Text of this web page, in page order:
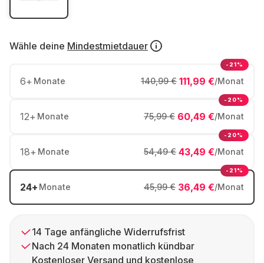
Wähle deine Mindestmietdauer
6+ Monate 111,99 €/Monat
140,99 €
-21%
12+ Monate 60,49 €/Monat
75,99 €
-20%
18+ Monate 43,49 €/Monat
54,49 €
-20%
24+ Monate 36,49 €/Monat
45,99 €
-21%
14 Tage anfängliche Widerrufsfrist
Nach 24 Monaten monatlich kündbar
Kostenloser Versand und kostenlose